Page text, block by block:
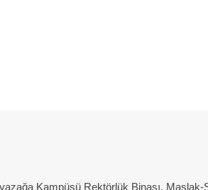
Kampüsü Rektörlük Binası, Maslak-